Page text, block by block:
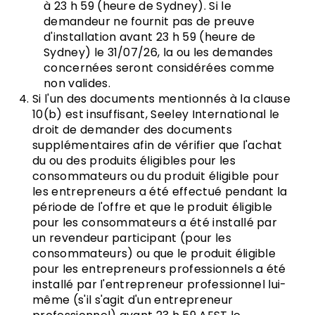
à 23 h 59 (heure de Sydney). Si le
demandeur ne fournit pas de preuve
d'installation avant 23 h 59 (heure de
Sydney) le 31/07/26, la ou les demandes
concernées seront considérées comme
non valides.
Si l'un des documents mentionnés à la clause
10(b) est insuffisant, Seeley International le
droit de demander des documents
supplémentaires afin de vérifier que l'achat
du ou des produits éligibles pour les
consommateurs ou du produit éligible pour
les entrepreneurs a été effectué pendant la
période de l'offre et que le produit éligible
pour les consommateurs a été installé par
un revendeur participant (pour les
consommateurs) ou que le produit éligible
pour les entrepreneurs professionnels a été
installé par l'entrepreneur professionnel lui-
même (s'il s'agit d'un entrepreneur